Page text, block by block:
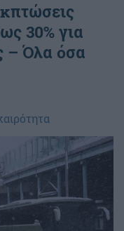
30% για
– Όλα όσα